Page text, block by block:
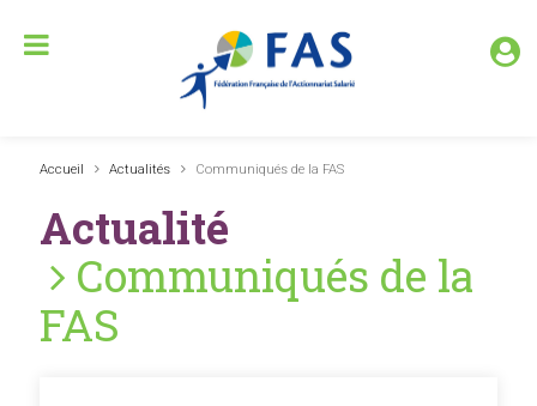
Accueil Actualités Communiqués de la FAS
Actualité
Communiqués de la
FAS